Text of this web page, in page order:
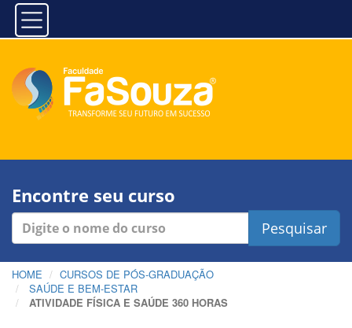
Encontre seu curso
Pesquisar
HOME
CURSOS DE PÓS-GRADUAÇÃO
SAÚDE E BEM-ESTAR
ATIVIDADE FÍSICA E SAÚDE 360 HORAS